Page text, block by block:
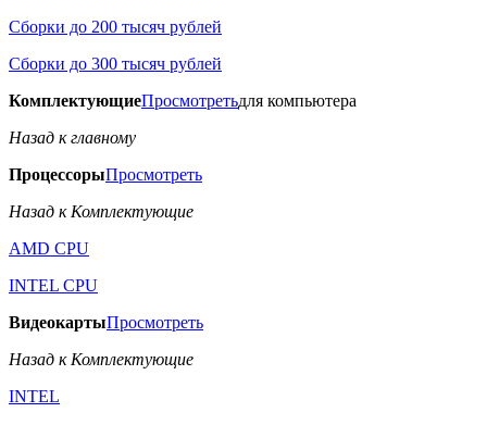
Сборки до 200 тысяч рублей
Сборки до 300 тысяч рублей
КомплектующиеПросмотретьдля компьютера
Назад к главному
ПроцессорыПросмотреть
Назад к Комплектующие
AMD CPU
INTEL CPU
ВидеокартыПросмотреть
Назад к Комплектующие
INTEL